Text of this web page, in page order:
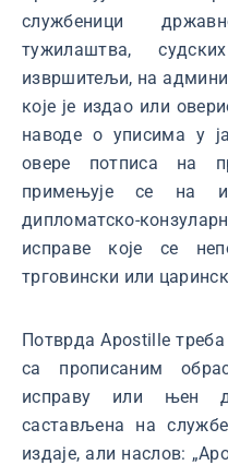
службеници
тужилаштва,
извршитељи, на
које је издао или
наводе о уписима у
овере потписа на
примењује се на
дипломатско-
исправе које се
трговински или
Потврда Apostille
са прописаним
исправу или њен
састављена на
издаје, али наслов: